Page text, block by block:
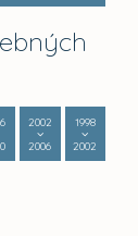
2002
2006
1998
2002